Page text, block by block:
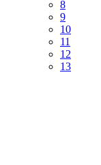
8
9
10
11
12
13